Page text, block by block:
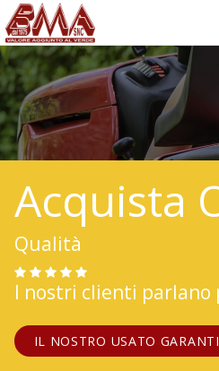
Acquista
Qualità
I nostri clienti parlano
IL NOSTRO USATO